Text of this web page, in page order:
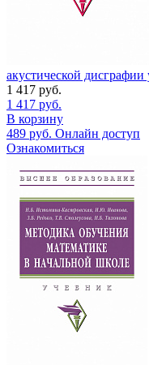
акустической
1 417 руб.
1 417 руб.
В корзину
489 руб. Онлайн доступ
Ознакомиться